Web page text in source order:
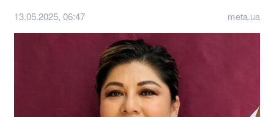
13.05.2025, 06:47 meta.ua